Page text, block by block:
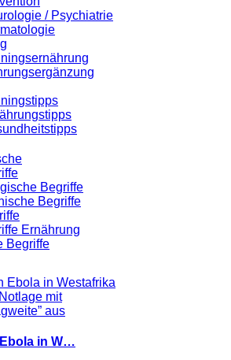
/ Psychiatrie
Begriffe
Begriffe
Ernährung
Begriffe
in W…